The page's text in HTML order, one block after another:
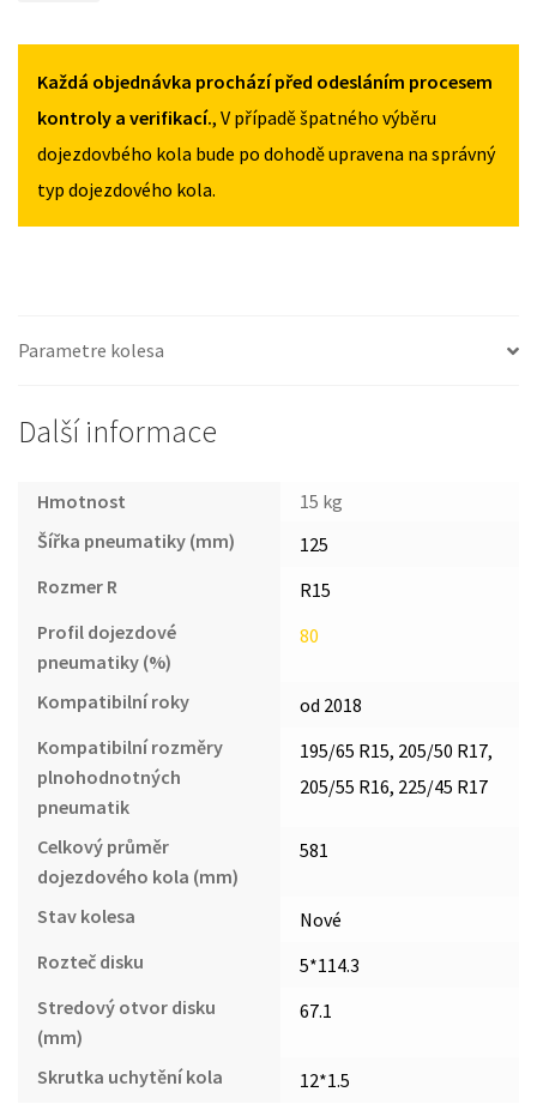
CEED
OD
125/80R15
MNOŽSTVÍ
Každá objednávka prochází před odesláním procesem
kontroly a verifikací., V případě špatného výběru
dojezdovbého kola bude po dohodě upravena na správný
typ dojezdového kola.
Parametre kolesa
Další informace
Hmotnost
15 kg
Šířka pneumatiky (mm)
125
Rozmer R
R15
Profil dojezdové
pneumatiky (%)
80
Kompatibilní roky
od 2018
Kompatibilní rozměry
plnohodnotných
pneumatik
195/65 R15, 205/50 R17,
205/55 R16, 225/45 R17
Celkový průměr
dojezdového kola (mm)
581
Stav kolesa
Nové
Rozteč disku
5*114.3
Stredový otvor disku
(mm)
67.1
Skrutka uchytění kola 12*1.5